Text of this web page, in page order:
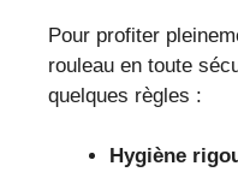
Pour profiter
rouleau en toute
quelques règles :
Hygiène